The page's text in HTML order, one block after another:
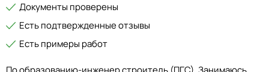
Документы проверены
Есть подтвержденные отзывы
Есть примеры работ